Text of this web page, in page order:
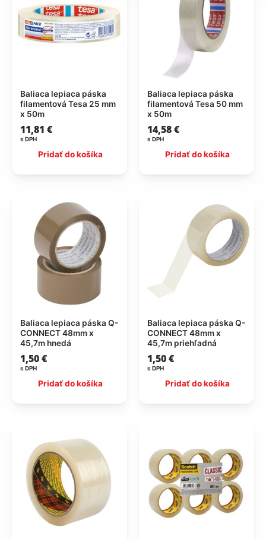
Baliaca lepiaca páska
filamentová Tesa 25 mm
x 50m
11,81 €
s DPH
Pridať do košíka
Baliaca lepiaca páska
filamentová Tesa 50 mm
x 50m
14,58€
s DPH
Pridať do košíka
Baliaca lepiaca páska Q-
CONNECT 48mm x
45,7m hnedá
1,50€
s DPH
Pridať do košíka
Baliaca lepiaca páska Q-
CONNECT 48mm x
45,7m priehľadná
1,50€
s DPH
Pridať do košíka